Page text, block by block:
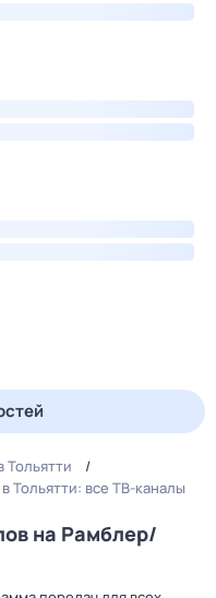
Тольятти
Тольятти: все ТВ-каналы
на Рамблер/